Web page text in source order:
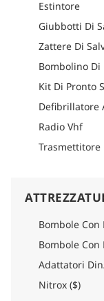
Estintore
Giubbotti Di
Zattere Di
Bombolino Di
Kit Di Pronto
Defibrillatore
Radio Vhf
Trasmettitore
Bombole
Bombole
Adattatori
Nitrox ($)